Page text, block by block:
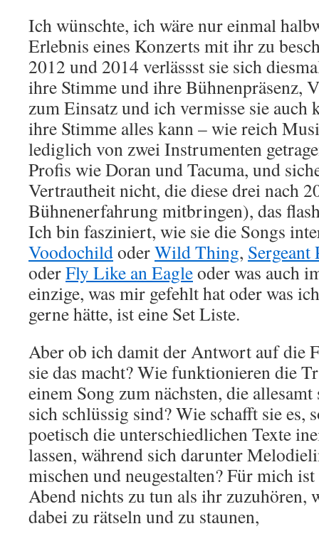
Ich wünschte, ich wäre nur einmal
Erlebnis eines Konzerts mit ihr zu
2012 und 2014 verlässst sie sich
ihre Stimme und ihre Bühnenpräsenz,
zum Einsatz und ich vermisse sie auch
ihre Stimme alles kann – wie reich
lediglich von zwei Instrumenten
Profis wie Doran und Tacuma, und
Vertrautheit nicht, die diese drei nach
Bühnenerfahrung mitbringen), das
Ich bin fasziniert, wie sie die Songs
VoodochildoderWild Thing, Sergeant
oderFly Like an Eagleoder was auch
einzige, was mir gefehlt hat oder was
gerne hätte, ist eine Set Liste.
Aber ob ich damit der Antwort auf die
sie das macht? Wie funktionieren die
einem Song zum nächsten, die
sich schlüssig sind? Wie schafft sie es,
poetisch die unterschiedlichen Texte
lassen, während sich darunter
mischen und neugestalten? Für mich
Abend nichts zu tun als ihr zuzuhören,
dabei zu rätseln und zu staunen,